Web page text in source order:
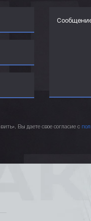
Вы даете свое согласие с